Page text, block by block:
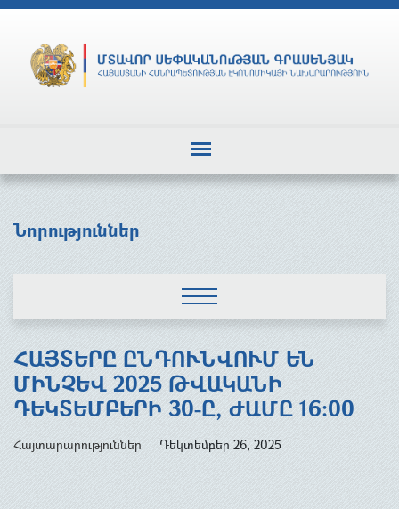
Նորություններ
ՀԱՅՏԵՐԸ ԸՆԴՈՒՆՎՈՒՄ ԵՆ
ՄԻՆՉԵՎ 2025 ԹՎԱԿԱՆԻ
ԴԵԿՏԵՄԲԵՐԻ 30-Ը, ԺԱՄԸ 16:00
Հայտարարություններ Դեկտեմբեր 26, 2025